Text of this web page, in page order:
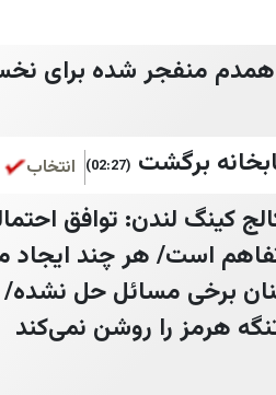
منفجر شده برای
(02:27) انتخاب
کینگ لندن: توافق
تفاهم است/ هر چند
برخی مسائل حل‌ نشده/
هرمز را روشن نمی‌کند